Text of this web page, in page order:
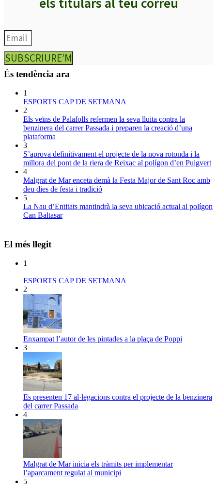
SUBSCRIURE’M
És tendència ara
1
ESPORTS CAP DE SETMANA
2
Els veïns de Palafolls refermen la seva lluita contra la
benzinera del carrer Passada i preparen la creació d’una
plataforma
3
S’aprova definitivament el projecte de la nova rotonda i la
millora del pont de la riera de Reixac al polígon d’en Puigvert
4
Malgrat de Mar enceta demà la Festa Major de Sant Roc amb
deu dies de festa i tradició
5
La Nau d’Entitats mantindrà la seva ubicació actual al polígon
Can Baltasar
El més llegit
1
ESPORTS CAP DE SETMANA
2
Enxampat l’autor de les pintades a la plaça de Poppi
3
Es presenten 17 al·legacions contra el projecte de la benzinera
del carrer Passada
4
Malgrat de Mar inicia els tràmits per implementar
l’aparcament regulat al municipi
5